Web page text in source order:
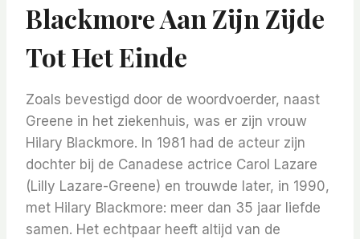
Blackmore Aan Zijn Zijde
Tot Het Einde
Zoals bevestigd door de woordvoerder, naast
Greene in het ziekenhuis, was er zijn vrouw
Hilary Blackmore. In 1981 had de acteur zijn
dochter bij de Canadese actrice Carol Lazare
(Lilly Lazare-Greene) en trouwde later, in 1990,
met Hilary Blackmore: meer dan 35 jaar liefde
samen. Het echtpaar heeft altijd van de